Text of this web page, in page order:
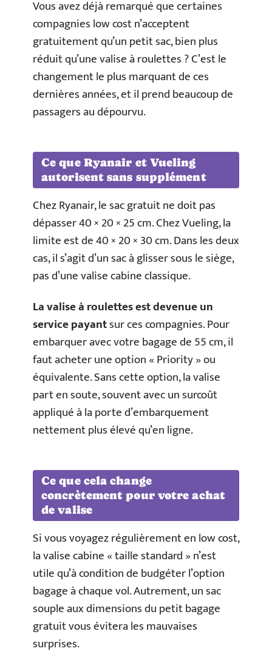
Vous avez déjà remarqué que certaines
compagnies low cost n’acceptent
gratuitement qu’un petit sac, bien plus
réduit qu’une valise à roulettes ? C’est le
changement le plus marquant de ces
dernières années, et il prend beaucoup de
passagers au dépourvu.
Ce que Ryanair et Vueling
autorisent sans supplément
Chez Ryanair, le sac gratuit ne doit pas
dépasser 40 × 20 × 25 cm. Chez Vueling, la
limite est de 40 × 20 × 30 cm. Dans les deux
cas, il s’agit d’un sac à glisser sous le siège,
pas d’une valise cabine classique.
La valise à roulettes est devenue un
service payantsur ces compagnies. Pour
embarquer avec votre bagage de 55 cm, il
faut acheter une option « Priority » ou
équivalente. Sans cette option, la valise
part en soute, souvent avec un surcoût
appliqué à la porte d’embarquement
nettement plus élevé qu’en ligne.
Ce que cela change
concrètement pour votre achat
de valise
Si vous voyagez régulièrement en low cost,
la valise cabine « taille standard » n’est
utile qu’à condition de budgéter l’option
bagage à chaque vol. Autrement, un sac
souple aux dimensions du petit bagage
gratuit vous évitera les mauvaises
surprises.